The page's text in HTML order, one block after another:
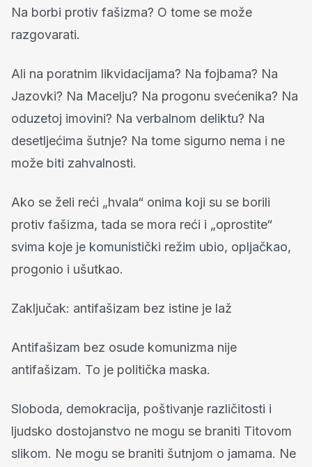
Na borbi protiv fašizma? O tome se može
razgovarati.
Ali na poratnim likvidacijama? Na fojbama? Na
Jazovki? Na Macelju? Na progonu svećenika? Na
oduzetoj imovini? Na verbalnom deliktu? Na
desetljećima šutnje? Na tome sigurno nema i ne
može biti zahvalnosti.
Ako se želi reći „hvala“ onima koji su se borili
protiv fašizma, tada se mora reći i „oprostite“
svima koje je komunistički režim ubio, opljačkao,
progonio i ušutkao.
Zaključak: antifašizam bez istine je laž
Antifašizam bez osude komunizma nije
antifašizam. To je politička maska.
Sloboda, demokracija, poštivanje različitosti i
ljudsko dostojanstvo ne mogu se braniti Titovom
slikom. Ne mogu se braniti šutnjom o jamama. Ne